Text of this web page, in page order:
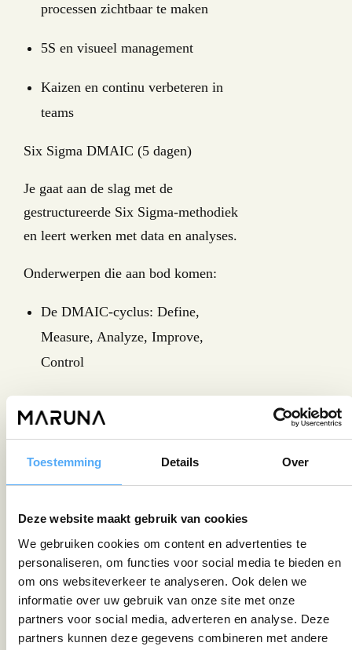
Toestemming Details Over
Deze website maakt gebruik van cookies
We gebruiken cookies om content en advertenties te
personaliseren, om functies voor social media te bieden en
om ons websiteverkeer te analyseren. Ook delen we
informatie over uw gebruik van onze site met onze
partners voor social media, adverteren en analyse. Deze
partners kunnen deze gegevens combineren met andere
processen zichtbaar te maken
5S en visueel management
Kaizen en continu verbeteren in
teams
Six Sigma DMAIC (5 dagen)
Je gaat aan de slag met de
gestructureerde Six Sigma-methodiek
en leert werken met data en analyses.
Onderwerpen die aan bod komen:
De DMAIC-cyclus: Define,
Measure, Analyze, Improve,
Control
gevolganalyses
Procesmetingen en data-analyse
(grafieken, hypothesetoetsen)
Borging en controleplannen voor
blijvend resultaat
Theorie examen (dagdeel)
Je toetst je kennis en inzicht in Lean